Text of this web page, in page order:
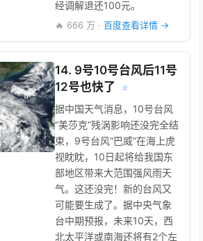
经调解退还100元。
🔥 666 万 · 百度查看详情 →
14. 9号10号台风后11号
12号也快了
#
据中国天气消息，10号台风
“美莎克”残涡影响还没完全结
束，9号台风“巴威”在海上虎
视眈眈，10日起将给我国东
部地区带来大范围强风雨天
气。这还没完！新的台风又
可能要生成了。据中央气象
台中期预报，未来10天，西
北太平洋或南海还将有2个左